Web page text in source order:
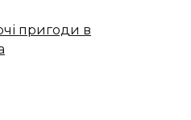
пригоди в